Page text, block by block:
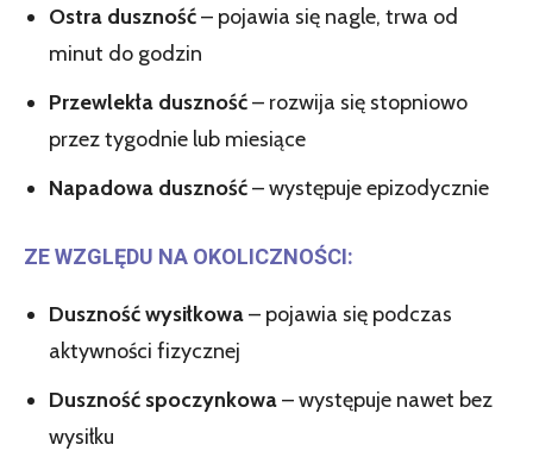
Ostra duszność– pojawia się nagle, trwa od
minut do godzin
Przewlekła duszność– rozwija się stopniowo
przez tygodnie lub miesiące
Napadowa duszność– występuje epizodycznie
ZE WZGLĘDU NA OKOLICZNOŚCI:
Duszność wysiłkowa– pojawia się podczas
aktywności fizycznej
Duszność spoczynkowa– występuje nawet bez
wysiłku